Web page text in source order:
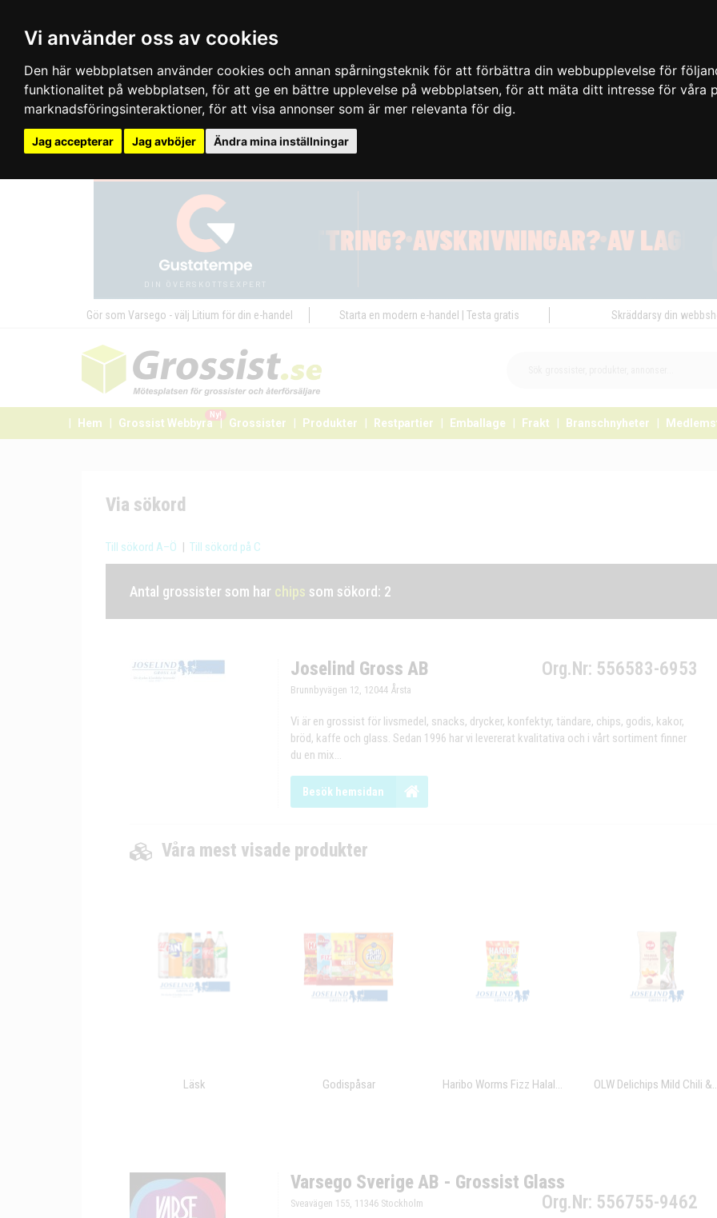
Vi använder oss av cookies
Den här webbplatsen använder cookies och annan spårningsteknik för att förbättra din webbupplevelse för
funktionalitet på webbplatsen, för att ge en bättre upplevelse på webbplatsen, för att mäta ditt intresse för våra
marknadsföringsinteraktioner, för att visa annonser som är mer relevanta för dig.
Jag accepterar Jag avböjer Ändra mina inställningar
Gör som Varsego - välj Litium för din e-handel Starta en modern e-handel | Testa gratis Skräddarsy din
Hem Grossist Webbyrå
Ny!
Grossister Produkter Restpartier Emballage Frakt Branschnyheter
Via sökord
Till sökord A–Ö | Till sökord på C
Antal grossister som har chips som sökord: 2
Joselind Gross AB Org.Nr: 556583-6953
Brunnbyvägen 12, 12044 Årsta
Vi är en grossist för livsmedel, snacks, drycker, konfektyr, tändare, chips, godis, kakor,
bröd, kaffe och glass. Sedan 1996 har vi levererat kvalitativa och i vårt sortiment finner
du en mix...
Besök hemsidan
Våra mest visade produkter
Läsk Godispåsar Haribo Worms Fizz Halal... OLW Delichips Mild Chili
Varsego Sverige AB - Grossist Glass
Org.Nr: 556755-9462
Sveavägen 155, 11346 Stockholm